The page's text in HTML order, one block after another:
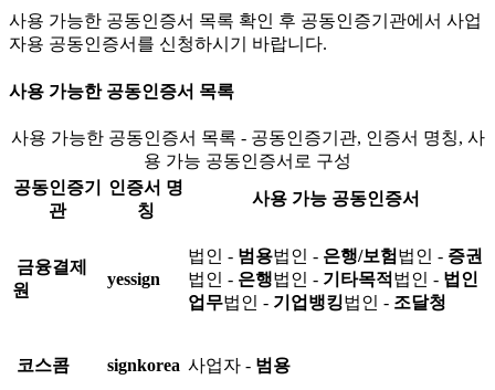
사용 가능한 공동인증서 목록 확인 후 공동인증기관에서 사업
자용 공동인증서를 신청하시기 바랍니다.
사용 가능한 공동인증서 목록
사용 가능한 공동인증서 목록 - 공동인증기관, 인증서 명칭, 사
용 가능 공동인증서로 구성
공동인증기
관
인증서 명
칭
사용 가능 공동인증서
금융결제
원
yessign
법인 - 범용법인 - 은행/보험 법인 - 증권
법인 - 은행법인 - 기타목적 법인 - 법인
업무법인 - 기업뱅킹법인 - 조달청
코스콤 signkorea 사업자 - 범용